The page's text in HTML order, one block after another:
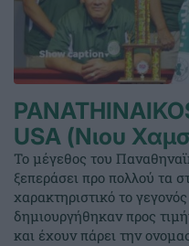
USA (Νιου
Το μέγεθος του
ξεπεράσει προ πολλού τα
χαρακτηριστικό το
δημιουργήθηκαν προς
και έχουν πάρει την